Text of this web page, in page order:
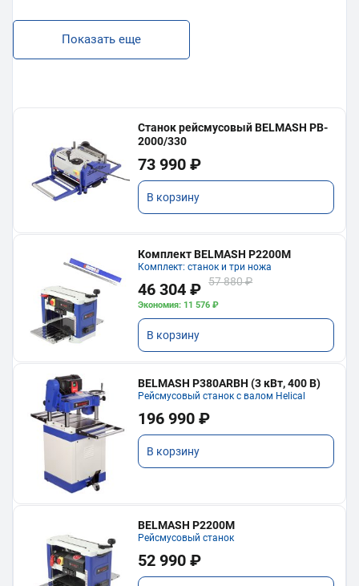
Показать еще
Станок рейсмусовый BELMASH PB-
2000/330
73 990 ₽
В корзину
Комплект BELMASH P2200M
Комплект: станок и три ножа
46 304 ₽ 57 880 ₽
Экономия: 11 576 ₽
В корзину
BELMASH P380ARBH (3 кВт, 400 В)
Рейсмусовый станок с валом Helical
196 990 ₽
В корзину
BELMASH P2200M
Рейсмусовый станок
52 990 ₽